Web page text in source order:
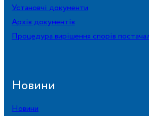
Установчі документи
Архів документів
Процедура вирішення спорів
Новини
Новини